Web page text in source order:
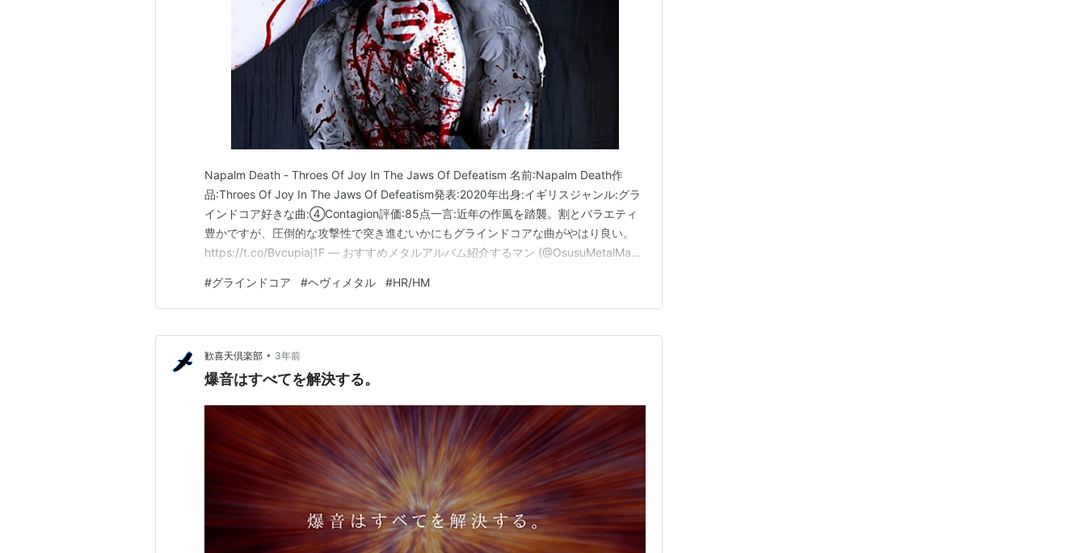
Napalm Death - Throes Of Joy In The Jaws Of Defeatism 名前:Napalm Death作
品:Throes Of Joy In The Jaws Of Defeatism発表:2020年出身:イギリスジャンル:グラ
インドコア好きな曲:④Contagion評価:85点一言:近年の作風を踏襲。割とバラエティ
豊かですが、圧倒的な攻撃性で突き進むいかにもグラインドコアな曲がやはり良い。
https://t.co/Bvcupiaj1F — おすすめメタルアルバム紹介するマン (@OsusuMetalMan)
#グラインドコア #ヘヴィメタル #HR/HM
歓喜天倶楽部 • 3年前
爆音はすべてを解決する。